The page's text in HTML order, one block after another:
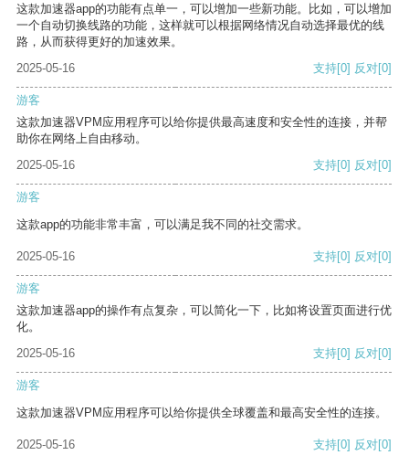
这款加速器app的功能有点单一，可以增加一些新功能。比如，可以增加
一个自动切换线路的功能，这样就可以根据网络情况自动选择最优的线
路，从而获得更好的加速效果。
2025-05-16
支持[0] 反对[0]
游客
这款加速器VPM应用程序可以给你提供最高速度和安全性的连接，并帮
助你在网络上自由移动。
2025-05-16
支持[0] 反对[0]
游客
这款app的功能非常丰富，可以满足我不同的社交需求。
2025-05-16 支持[0] 反对[0]
游客
这款加速器app的操作有点复杂，可以简化一下，比如将设置页面进行优
化。
2025-05-16
支持[0] 反对[0]
游客
这款加速器VPM应用程序可以给你提供全球覆盖和最高安全性的连接。
2025-05-16 支持[0] 反对[0]